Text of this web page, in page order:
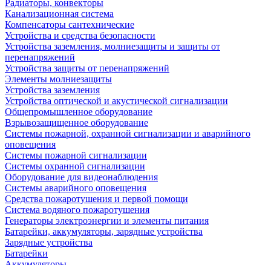
Радиаторы, конвекторы
Канализационная система
Компенсаторы сантехнические
Устройства и средства безопасности
Устройства заземления, молниезащиты и защиты от
перенапряжений
Устройства защиты от перенапряжений
Элементы молниезащиты
Устройства заземления
Устройства оптической и акустической сигнализации
Общепромышленное оборудование
Взрывозащищенное оборудование
Системы пожарной, охранной сигнализации и аварийного
оповещения
Системы пожарной сигнализации
Системы охранной сигнализации
Оборудование для видеонаблюдения
Системы аварийного оповещения
Средства пожаротушения и первой помощи
Система водяного пожаротушения
Генераторы электроэнергии и элементы питания
Батарейки, аккумуляторы, зарядные устройства
Зарядные устройства
Батарейки